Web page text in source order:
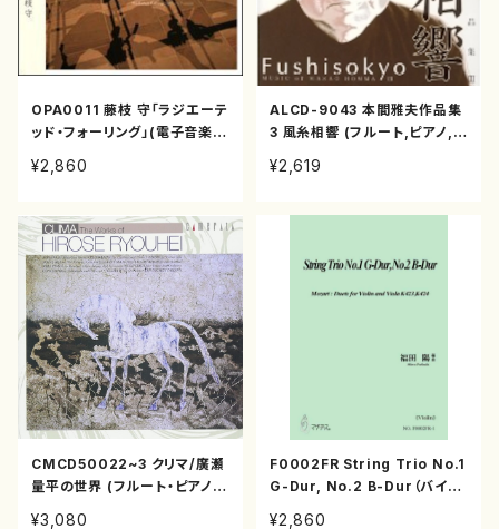
OPA0011 藤枝 守「ラジエーテ
ッド・フォーリング」(電子音楽/
¥2,860
ALCD-9043 本間雅夫作品集
3 風糸相響 (フルート,ピアノ,ハ
ト,ギター,打楽器,箏/本間雅夫/
¥2,619
CMCD50022~3 クリマ/廣瀬
量平の世界 (フルート・ピアノ・
¥3,080
F0002FR String Trio No.1
G-Dur, No.2 B-Dur（バイオ
¥2,860